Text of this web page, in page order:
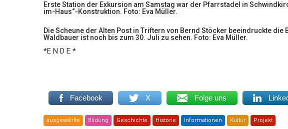
Erste Station der Exkursion am Samstag war der Pfarrstadel in
im-Haus“-Konstruktion. Foto: Eva Müller.
Die Scheune der Alten Post in Triftern von Bernd Stöcker beeindruckte die
Waldbauer ist noch bis zum 30. Juli zu sehen. Foto: Eva Müller.
*E N D E *
Facebook X Folge uns
ausgewählte Bildung Geschichte Historie Informationen Kultur Projekt